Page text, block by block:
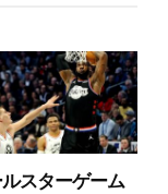
スターゲーム